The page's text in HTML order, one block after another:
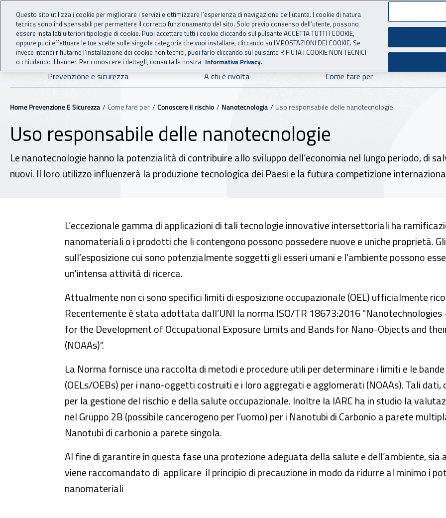
Vai al menu principale
Vai al contenuto principale
INAIL - Istituto Nazionale per l'Assicurazione
PREVENZIONE E SICUREZZA
Navigazione principale
Prevenzione e sicurezza A chi è rivolta Come fare per
Navigazione - Ti trovi in:
Home Prevenzione E Sicurezza Come fare per Conoscere il rischio Nanotecnologia Uso responsabile delle nanotecnologie
Uso responsabile delle nanotecnologie
Le nanotecnologie hanno la potenzialità di contribuire allo sviluppo dell’economia nel lungo periodo, di
nuovi. ll loro utilizzo influenzerà la produzione tecnologica dei Paesi e la futura competizione
L’eccezionale gamma di applicazioni di tali tecnologie innovative intersettoriali ha
nanomateriali o i prodotti che li contengono possono possedere nuove e uniche proprietà.
sull’esposizione cui sono potenzialmente soggetti gli esseri umani e l'ambiente possono
un'intensa attività di ricerca.
Attualmente non ci sono specifici limiti di esposizione occupazionale (OEL) ufficialmente
Recentemente è stata adottata dall’UNI la norma ISO/TR 18673:2016
for the Development of Occupational Exposure Limits and Bands for Nano-Objects and
(NOAAs)".
La Norma fornisce una raccolta di metodi e procedure utili per determinare i limiti e le
(OELs/OEBs) per i nano-oggetti costruiti e i loro aggregati e agglomerati (NOAAs). Tali
per la gestione del rischio e della salute occupazionale. Inoltre la IARC ha in studio la
nel Gruppo 2B (possibile cancerogeno per l’uomo) per i Nanotubi di Carbonio a parete
Nanotubi di carbonio a parete singola.
Al fine di garantire in questa fase una protezione adeguata della salute e dell’ambiente,
viene raccomandato di applicare il principio di precauzione in modo da ridurre al minimo i
nanomateriali
Questo sito utilizza i cookie per migliorare i servizi e ottimizzare l’esperienza di navigazione dell’utente. I cookie di natura
tecnica sono indispensabili per permettere il corretto funzionamento del sito. Solo previo consenso dell’utente, possono
essere installati ulteriori tipologie di cookie. Puoi accettare tutti i cookie cliccando sul pulsante ACCETTA TUTTI I COOKIE,
oppure puoi effettuare le tue scelte sulle singole categorie che vuoi installare, cliccando su IMPOSTAZIONI DEI COOKIE. Se
invece intendi rifiutarne l’installazione dei cookie non tecnici, puoi farlo cliccando sul pulsante RIFIUTA I COOKIE NON TECNICI
o chiudendo il banner. Per conoscere i dettagli, consulta la nostra Informativa Privacy.